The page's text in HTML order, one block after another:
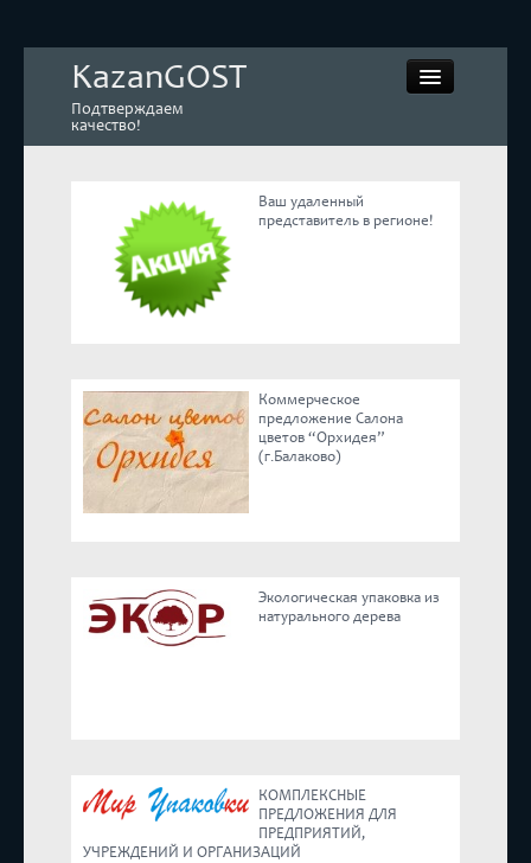
KazanGOST
Подтверждаем
качество!
Контрольная закупка
Дегустации. Экспертиза
Экспертное мнение
Корпоративные блоги
Предложения
Ваш удаленный
представитель в регионе!
Коммерческое
предложение Салона
цветов “Орхидея”
(г.Балаково)
Экологическая упаковка из
натурального дерева
КОМПЛЕКСНЫЕ
ПРЕДЛОЖЕНИЯ ДЛЯ
ПРЕДПРИЯТИЙ,
УЧРЕЖДЕНИЙ И ОРГАНИЗАЦИЙ